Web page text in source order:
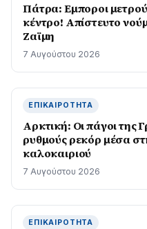
Πάτρα: Εμποροι
κέντρο! Απίστευτο
Ζαϊμη
7 Αυγούστου 2026
ΕΠΙΚΑΙΡΌΤΗΤΑ
Αρκτική: Οι πάγοι της
ρυθμούς ρεκόρ μέσα
καλοκαιριού
7 Αυγούστου 2026
ΕΠΙΚΑΙΡΌΤΗΤΑ